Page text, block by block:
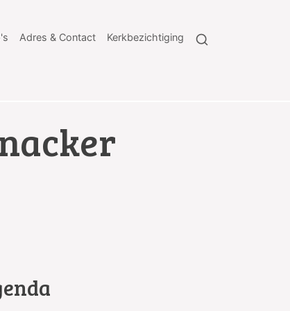
Adres & Contact Kerkbezichtiging